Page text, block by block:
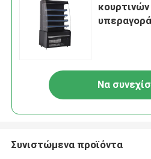
Να
Συνιστώμενα προϊόντα